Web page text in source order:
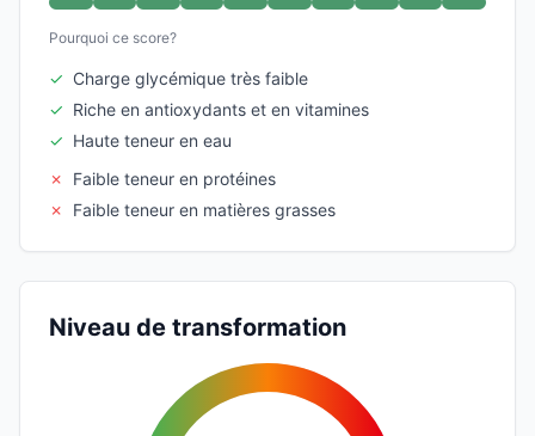
Pourquoi ce score?
✓ Charge glycémique très faible
✓ Riche en antioxydants et en vitamines
✓ Haute teneur en eau
✗
Faible teneur en protéines
✗
Faible teneur en matières grasses
Niveau de transformation